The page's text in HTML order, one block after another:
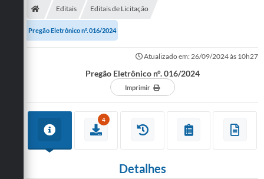
Editais Editais de Licitação
Pregão Eletrônico n°. 016/2024
Atualizado em: 26/09/2024 às 10h27
Pregão Eletrônico n°. 016/2024
Imprimir
4
Detalhes